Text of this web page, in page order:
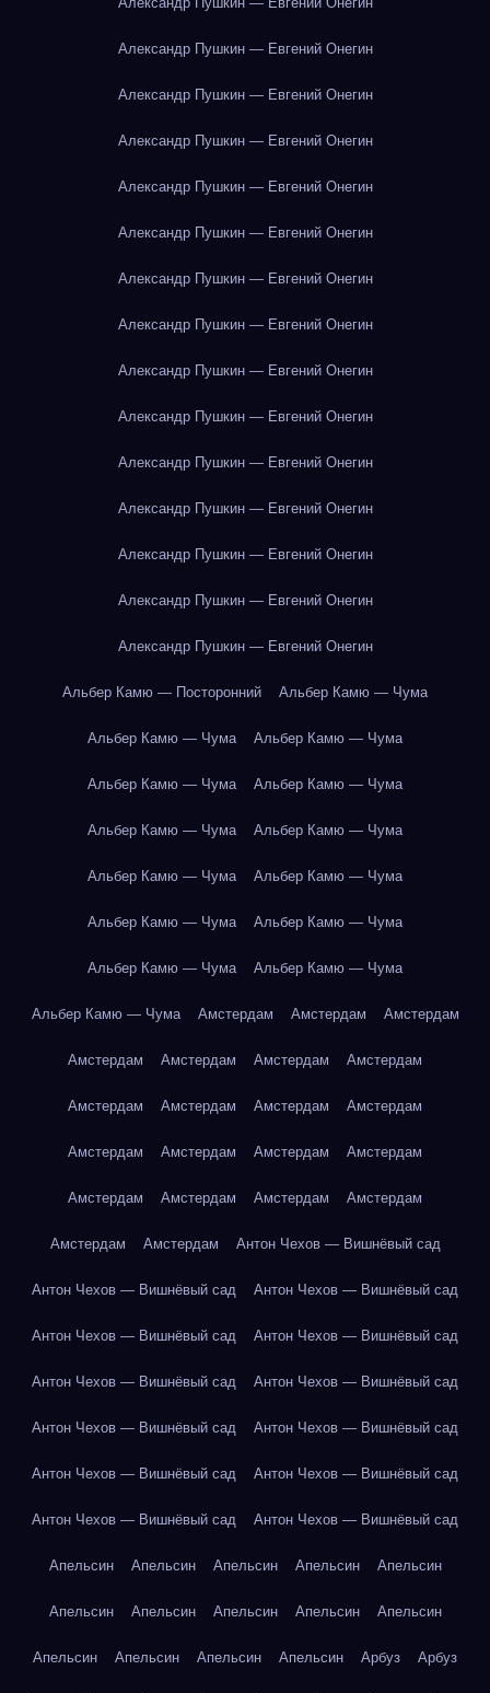
Александр Пушкин — Евгений Онегин
Александр Пушкин — Евгений Онегин
Александр Пушкин — Евгений Онегин
Александр Пушкин — Евгений Онегин
Александр Пушкин — Евгений Онегин
Александр Пушкин — Евгений Онегин
Александр Пушкин — Евгений Онегин
Александр Пушкин — Евгений Онегин
Александр Пушкин — Евгений Онегин
Александр Пушкин — Евгений Онегин
Александр Пушкин — Евгений Онегин
Александр Пушкин — Евгений Онегин
Александр Пушкин — Евгений Онегин
Александр Пушкин — Евгений Онегин
Альбер Камю — Посторонний Альбер Камю — Чума
Альбер Камю — Чума Альбер Камю — Чума
Альбер Камю — Чума Альбер Камю — Чума
Альбер Камю — Чума Альбер Камю — Чума
Альбер Камю — Чума Альбер Камю — Чума
Альбер Камю — Чума Альбер Камю — Чума
Альбер Камю — Чума Альбер Камю — Чума
Альбер Камю — Чума Амстердам Амстердам Амстердам
Амстердам Амстердам Амстердам Амстердам
Амстердам Амстердам Амстердам Амстердам
Амстердам Амстердам Амстердам Амстердам
Амстердам Амстердам Амстердам Амстердам
Амстердам Амстердам Антон Чехов — Вишнёвый сад
Антон Чехов — Вишнёвый сад Антон Чехов — Вишнёвый сад
Антон Чехов — Вишнёвый сад Антон Чехов — Вишнёвый сад
Антон Чехов — Вишнёвый сад Антон Чехов — Вишнёвый сад
Антон Чехов — Вишнёвый сад Антон Чехов — Вишнёвый сад
Антон Чехов — Вишнёвый сад Антон Чехов — Вишнёвый сад
Антон Чехов — Вишнёвый сад Антон Чехов — Вишнёвый сад
Апельсин Апельсин Апельсин Апельсин Апельсин
Апельсин Апельсин Апельсин Апельсин Апельсин
Апельсин Апельсин Апельсин Апельсин Арбуз Арбуз